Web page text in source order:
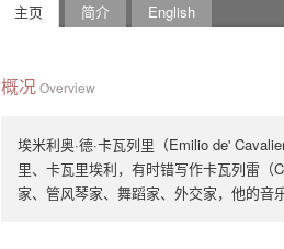
主页 简介 English
概况Overview
埃米利奥·德·卡瓦列里（Emilio de'
里、卡瓦里埃利，有时错写作卡瓦列雷（
家、管风琴家、舞蹈家、外交家，他的音